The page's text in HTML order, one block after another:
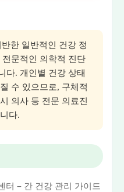
한 일반적인 건강 정
문적인 의학적 진단
다. 개인별 건강 상태
수 있으므로, 구체적
의사 등 전문 의료진
다.
터 – 간 건강 관리 가이드